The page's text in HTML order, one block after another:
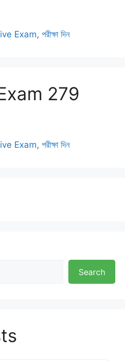
Exam,পরীক্ষা দিন
279
Exam,পরীক্ষা দিন
Search